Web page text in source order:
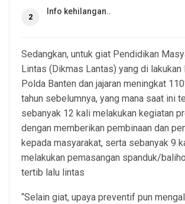
2
Info kehilangan..
Sedangkan, untuk giat Pendidikan
Lintas (Dikmas Lantas) yang di lakukan
Polda Banten dan jajaran meningkat
tahun sebelumnya, yang mana saat ini
sebanyak 12 kali melakukan kegiatan
dengan memberikan pembinaan dan
kepada masyarakat, serta sebanyak 9
melakukan pemasangan spanduk/
tertib lalu lintas
“Selain giat, upaya preventif pun